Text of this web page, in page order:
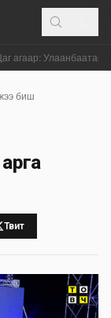
агаар: Улаанбаатар
биш
Твит